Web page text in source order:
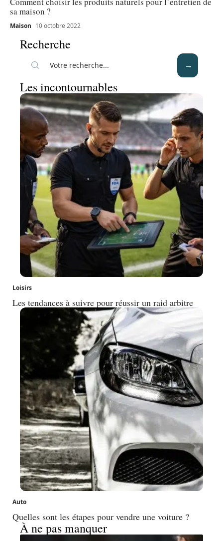
sa maison ?
Maison 10 octobre 2022
Recherche
Les incontournables
Loisirs
Les tendances à suivre pour réussir un raid arbitre
Auto
Quelles sont les étapes pour vendre une voiture ?
À ne pas manquer